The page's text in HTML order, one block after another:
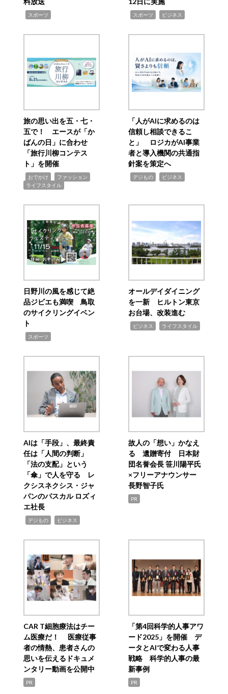
スポーツ スポーツ ビジネス
旅の思い出を五・七・
五で！ エースが「か
ばんの日」に合わせ
「旅行川柳コンテス
ト」を開催
おでかけ ファッション
ライフスタイル
「人がAIに求めるのは
信頼し相談できるこ
と」 ロジカがAI事業
者と導入機関の共通指
針案を策定へ
デジもの ビジネス
日野川の風を感じて絶
品ジビエも満喫 鳥取
のサイクリングイベン
ト
スポーツ
オールデイダイニング
を一新 ヒルトン東京
お台場、改装進む
ビジネス ライフスタイル
AIは「手段」、最終責
任は「人間の判断」
「法の支配」という
「傘」で人を守る レ
クシスネクシス・ジャ
パンのパスカル ロズィ
エ社長
デジもの ビジネス
故人の「想い」かなえ
る 遺贈寄付 日本財
団名誉会長 笹川陽平氏
×フリーアナウンサー
長野智子氏
PR
CAR T細胞療法はチー
ム医療だ！ 医療従事
者の情熱、患者さんの
思いを伝えるドキュメ
ンタリー動画を公開中
PR
「第4回科学的人事アワ
ード2025」を開催 デ
ータとAIで変わる人事
戦略 科学的人事の最
新事例
PR